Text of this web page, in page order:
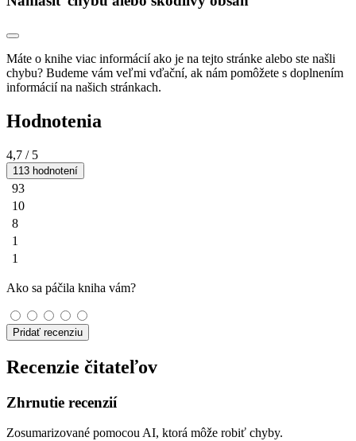
Máte o knihe viac informácií ako je na tejto stránke alebo ste našli
chybu? Budeme vám veľmi vďační, ak nám pomôžete s doplnením
informácií na našich stránkach.
Hodnotenia
4,7 / 5
113 hodnotení
93
10
8
1
1
Ako sa páčila kniha vám?
Pridať recenziu
Recenzie čitateľov
Zhrnutie recenzií
Zosumarizované pomocou AI, ktorá môže robiť chyby.